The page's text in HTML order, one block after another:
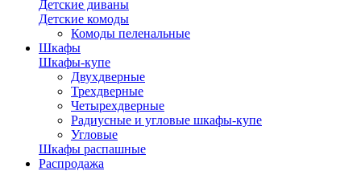
Детские диваны
Детские комоды
Комоды пеленальные
Шкафы
Шкафы-купе
Двухдверные
Трехдверные
Четырехдверные
Радиусные и угловые шкафы-купе
Угловые
Шкафы распашные
Распродажа